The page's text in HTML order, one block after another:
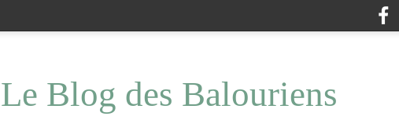
Le Blog des Balouriens